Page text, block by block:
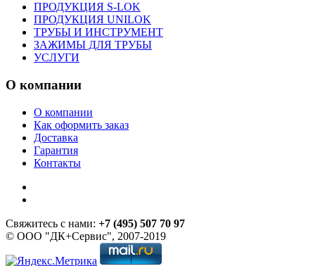
ПРОДУКЦИЯ S-LOK
ПРОДУКЦИЯ UNILOK
ТРУБЫ И ИНСТРУМЕНТ
ЗАЖИМЫ ДЛЯ ТРУБЫ
УСЛУГИ
О компании
О компании
Как оформить заказ
Доставка
Гарантия
Контакты
Свяжитесь с нами: +7 (495) 507 70 97
© ООО "ДК+Сервис", 2007-2019